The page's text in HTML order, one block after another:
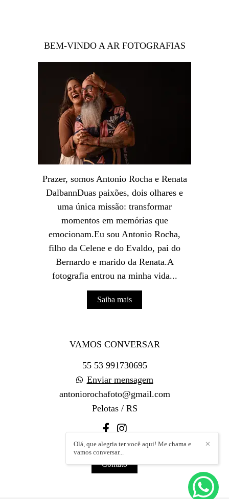
BEM-VINDO A AR FOTOGRAFIAS
Prazer, somos Antonio Rocha e Renata
DalbannDuas paixões, dois olhares e
uma única missão: transformar
momentos em memórias que
emocionam.Eu sou Antonio Rocha,
filho da Celene e do Evaldo, pai do
Bernardo e marido da Renata.A
fotografia entrou na minha vida...
Saiba mais
VAMOS CONVERSAR
55 53 991730695
Enviar mensagem
antoniorochafoto@gmail.com
Pelotas / RS
Contato
✕
Olá, que alegria ter você aqui! Me chama e
vamos conversar...